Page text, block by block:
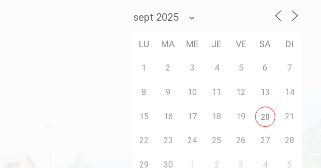
LU MA ME JE VE SA DI
1 2 3 4 5 6 7
8 9 10 11 12 13 14
15 16 17 18 19 20 21
22 23 24 25 26 27 28
29 30 1 2 3 4 5